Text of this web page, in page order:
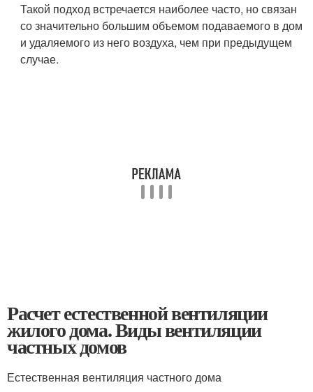
Такой подход встречается наиболее часто, но связан
со значительно большим объемом подаваемого в дом
и удаляемого из него воздуха, чем при предыдущем
случае.
Расчет естественной вентиляции
жилого дома. Виды вентиляции
частных домов
Естественная вентиляция частного дома